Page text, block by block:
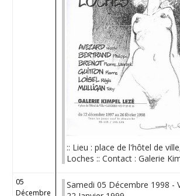
:: Lieu : place de l'hôtel de
Loches :: Contact : Galerie
05
Décembre
Samedi 05 Décembre 1998 -